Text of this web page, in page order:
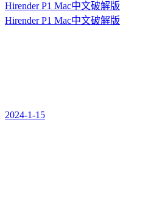
Hirender P1 Mac中文破解版
Hirender P1 Mac中文破解版
2024-1-15